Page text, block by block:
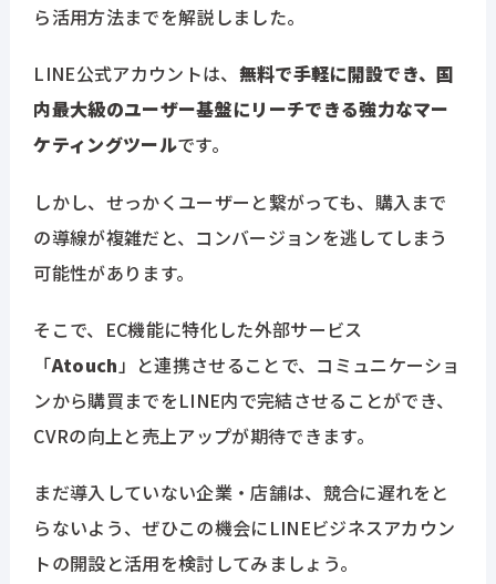
ら活用方法までを解説しました。
LINE公式アカウントは、 無料で手軽に開設でき、国
内最大級のユーザー基盤にリーチできる強力なマー
ケティングツールです。
しかし、せっかくユーザーと繋がっても、購入まで
の導線が複雑だと、コンバージョンを逃してしまう
可能性があります。
そこで、EC機能に特化した外部サービス
「Atouch」と連携させることで、コミュニケーショ
ンから購買までをLINE内で完結させることができ、
CVRの向上と売上アップが期待できます。
まだ導入していない企業・店舗は、競合に遅れをと
らないよう、ぜひこの機会にLINEビジネスアカウン
トの開設と活用を検討してみましょう。